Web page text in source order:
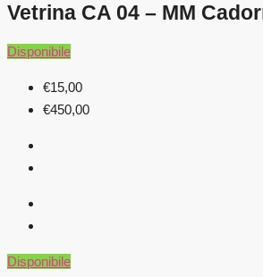
Vetrina CA 04 – MM
Disponibile
€15,00
€450,00
Disponibile